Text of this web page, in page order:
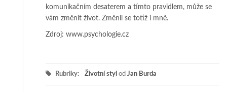
komunikačním desaterem a tímto pravidlem, může se
vám změnit život. Změnil se totiž i mně.
Zdroj: www.psychologie.cz
Rubriky: Životní styl od Jan Burda